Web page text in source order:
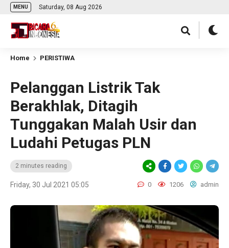
MENU Saturday, 08 Aug 2026
Home PERISTIWA
Pelanggan Listrik Tak
Berakhlak, Ditagih
Tunggakan Malah Usir dan
Ludahi Petugas PLN
2 minutes reading
Friday, 30 Jul 2021 05:05 0 1206 admin